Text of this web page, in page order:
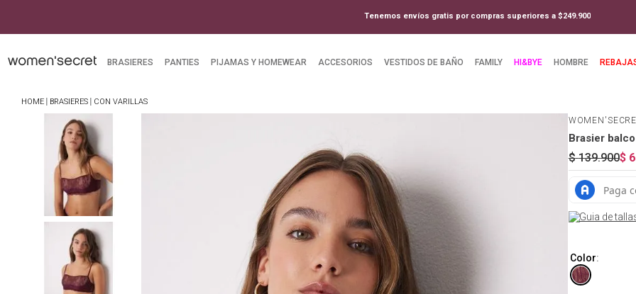
Tenemos envíos gratis por compras superiores a $249.900
BRASIERES PANTIES PIJAMAS Y HOMEWEAR ACCESORIOS VESTIDOS DE BAÑO FAMILY HI&BYE HOMBRE
BRASIERES CON VARILLAS
Brasier
$ 139.900$
Guia de
Color: